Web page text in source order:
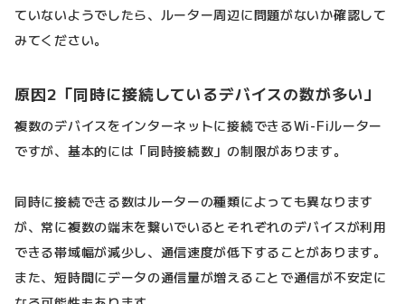
ていないようでしたら、ルーター周辺に問題がないか確認して
みてください。
原因2「同時に接続しているデバイスの数が多い」
複数のデバイスをインターネットに接続できるWi-Fiルーター
ですが、基本的には「同時接続数」の制限があります。
同時に接続できる数はルーターの種類によっても異なります
が、常に複数の端末を繋いでいるとそれぞれのデバイスが利用
できる帯域幅が減少し、通信速度が低下することがあります。
また、短時間にデータの通信量が増えることで通信が不安定に